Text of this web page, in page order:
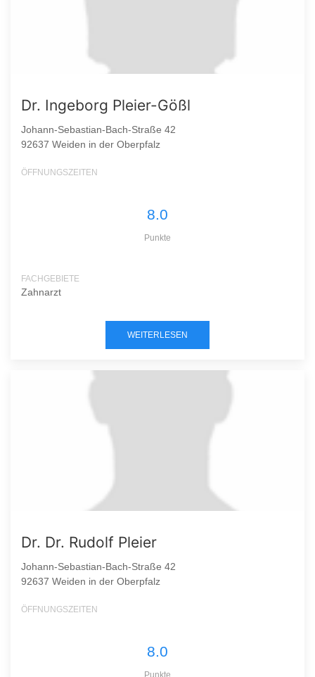
Dr. Ingeborg Pleier-Gößl
Johann-Sebastian-Bach-Straße 42
92637 Weiden in der Oberpfalz
ÖFFNUNGSZEITEN
8.0
Punkte
FACHGEBIETE
Zahnarzt
WEITERLESEN
Dr. Dr. Rudolf Pleier
Johann-Sebastian-Bach-Straße 42
92637 Weiden in der Oberpfalz
ÖFFNUNGSZEITEN
8.0